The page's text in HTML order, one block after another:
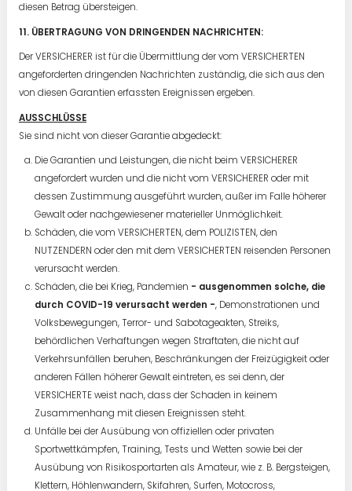
diesen Betrag übersteigen.
11. ÜBERTRAGUNG VON DRINGENDEN NACHRICHTEN:
Der VERSICHERER ist für die Übermittlung der vom VERSICHERTEN
angeforderten dringenden Nachrichten zuständig, die sich aus den
von diesen Garantien erfassten Ereignissen ergeben.
AUSSCHLÜSSE
Sie sind nicht von dieser Garantie abgedeckt:
Die Garantien und Leistungen, die nicht beim VERSICHERER
angefordert wurden und die nicht vom VERSICHERER oder mit
dessen Zustimmung ausgeführt wurden, außer im Falle höherer
Gewalt oder nachgewiesener materieller Unmöglichkeit.
Schäden, die vom VERSICHERTEN, dem POLIZISTEN, den
NUTZENDERN oder den mit dem VERSICHERTEN reisenden Personen
verursacht werden.
Schäden, die bei Krieg, Pandemien - ausgenommen solche, die
durch COVID-19 verursacht werden -, Demonstrationen und
Volksbewegungen, Terror- und Sabotageakten, Streiks,
behördlichen Verhaftungen wegen Straftaten, die nicht auf
Verkehrsunfällen beruhen, Beschränkungen der Freizügigkeit oder
anderen Fällen höherer Gewalt eintreten, es sei denn, der
VERSICHERTE weist nach, dass der Schaden in keinem
Zusammenhang mit diesen Ereignissen steht.
Unfälle bei der Ausübung von offiziellen oder privaten
Sportwettkämpfen, Training, Tests und Wetten sowie bei der
Ausübung von Risikosportarten als Amateur, wie z. B. Bergsteigen,
Klettern, Höhlenwandern, Skifahren, Surfen, Motocross,